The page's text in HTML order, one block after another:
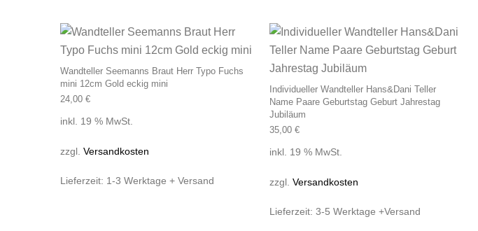
Wandteller Seemanns Braut Herr Typo Fuchs
mini 12cm Gold eckig mini
24,00 €
inkl. 19 % MwSt.
zzgl. Versandkosten
Lieferzeit: 1-3 Werktage + Versand
Individueller Wandteller Hans&Dani Teller
Name Paare Geburtstag Geburt Jahrestag
Jubiläum
35,00 €
inkl. 19 % MwSt.
zzgl. Versandkosten
Lieferzeit: 3-5 Werktage +Versand